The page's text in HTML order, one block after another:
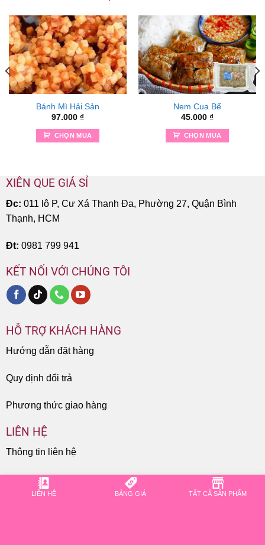
Bánh Mì Hải Sản
97.000 ₫
CHỌN MUA
Nem Cua Bể
45.000 ₫
CHỌN MUA
XIÊN QUE GIÁ SỈ
Đc: 011 lô P, Cư Xá Thanh Đa, Phường 27, Quận Bình
Thạnh, HCM
Đt: 0981 799 941
KẾT NỐI VỚI CHÚNG TÔI
HỖ TRỢ KHÁCH HÀNG
Hướng dẫn đặt hàng
Quy định đổi trả
Phương thức giao hàng
LIÊN HỆ
Thông tin liên hệ
CHỈ ĐƯỜNG
LIÊN HỆ BẢNG GIÁ TẤT CẢ SẢN PHẨM